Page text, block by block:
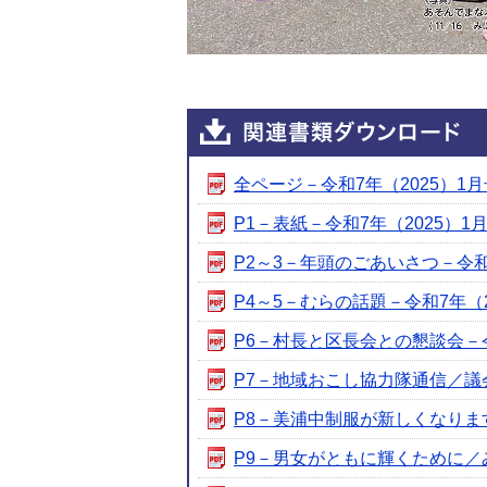
全ページ－令和7年（2025）1
P1－表紙－令和7年（2025）1
P2～3－年頭のごあいさつ－令
P4～5－むらの話題－令和7年
P6－村長と区長会との懇談会
P7－地域おこし協力隊通信／
P8－美浦中制服が新しくなり
P9－男女がともに輝くために